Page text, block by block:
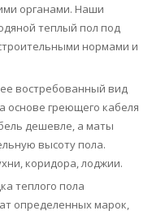
органами. Наши
теплый пол под
нормами и
востребованный вид
основе греющего кабеля
дешевле, а маты
высоту пола.
коридора, лоджии.
теплого пола
определенных марок,